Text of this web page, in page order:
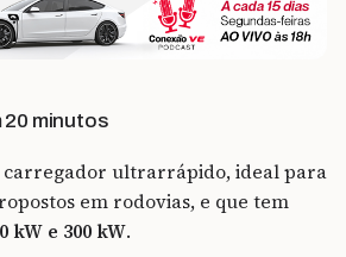
20 minutos
carregador ultrarrápido, ideal para
em rodovias, e que tem
kW e 300 kW.